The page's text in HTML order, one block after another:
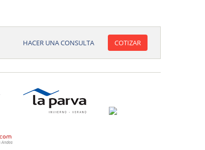
COTIZAR
HACER UNA CONSULTA